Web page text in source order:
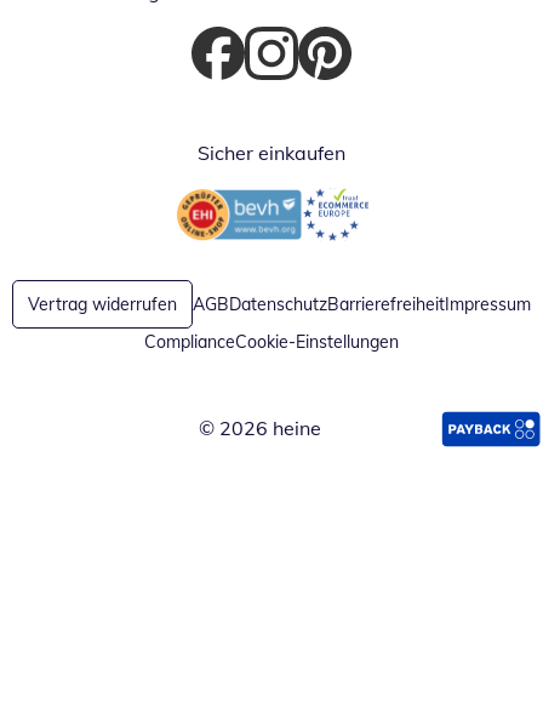
Öffnet in neuem Fenster
Öffnet in neuem Fenster
Öffnet in neuem Fenster
Sicher einkaufen
Öffnet in neuem FensterÖffnet in neuem Fenster
Vertrag widerrufen AGBDatenschutzBarrierefreiheitImpressum
ComplianceCookie-Einstellungen
© 2026 heine